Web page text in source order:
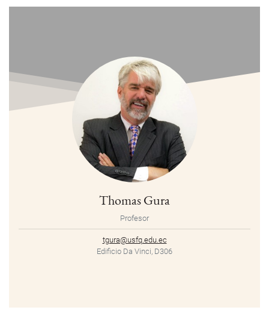
Thomas Gura
Profesor
tgura@usfq.edu.ec
Edificio Da Vinci, D306